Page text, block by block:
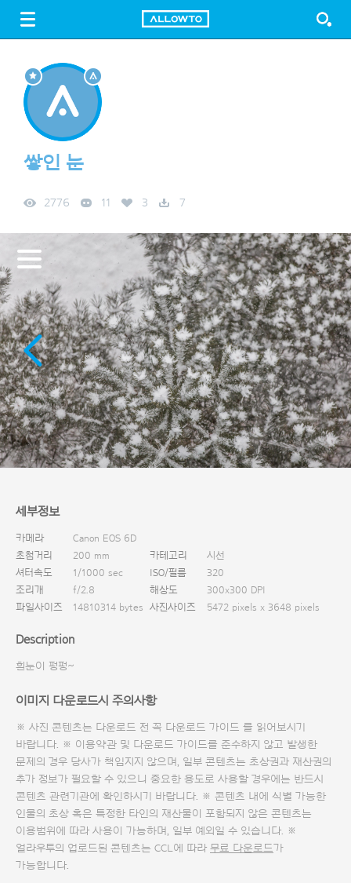
FREE DOWNLOAD
쌓인 눈
2776 11 3 7
세부정보
카메라
Canon EOS 6D
초첨거리
200 mm 카테고리
시선
셔터속도
1/1000 sec ISO/필름
320
조리개
f/2.8 해상도
300x300 DPI
파일사이즈
14810314 bytes 사진사이즈 5472 pixels x 3648 pixels
Description
흰눈이 펑펑~
이미지 다운로드시 주의사항
※ 사진 콘텐츠는 다운로드 전 꼭 다운로드 가이드 를 읽어보시기
바랍니다. ※ 이용약관 및 다운로드 가이드를 준수하지 않고 발생한
문제의 경우 당사가 책임지지 않으며, 일부 콘텐츠는 초상권과 재산권의
추가 정보가 필요할 수 있으니 중요한 용도로 사용할 경우에는 반드시
콘텐츠 관련기관에 확인하시기 바랍니다. ※ 콘텐츠 내에 식별 가능한
인물의 초상 혹은 특정한 타인의 재산물이 포함되지 않은 콘텐츠는
이용범위에 따라 사용이 가능하며, 일부 예외일 수 있습니다. ※
얼라우투의 업로드된 콘텐츠는 CCL에 따라 무료 다운로드가
가능합니다.